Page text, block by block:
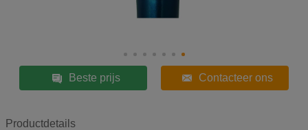
Beste prijs Contacteer ons
Productdetails